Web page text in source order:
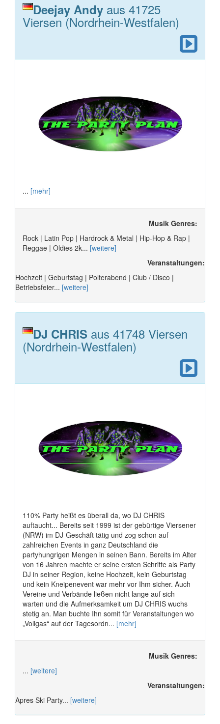
Deejay Andy aus 41725
Viersen (Nordrhein-Westfalen)
... [mehr]
Musik Genres:
Rock | Latin Pop | Hardrock & Metal | Hip-Hop & Rap |
Reggae | Oldies 2k... [weitere]
Veranstaltungen:
Hochzeit | Geburtstag | Polterabend | Club / Disco |
Betriebsfeier... [weitere]
DJ CHRIS aus 41748 Viersen
(Nordrhein-Westfalen)
110% Party heißt es überall da, wo DJ CHRIS
auftaucht... Bereits seit 1999 ist der gebürtige Viersener
(NRW) im DJ-Geschäft tätig und zog schon auf
zahlreichen Events in ganz Deutschland die
partyhungrigen Mengen in seinen Bann. Bereits im Alter
von 16 Jahren machte er seine ersten Schritte als Party
DJ in seiner Region, keine Hochzeit, kein Geburtstag
und kein Kneipenevent war mehr vor Ihm sicher. Auch
Vereine und Verbände ließen nicht lange auf sich
warten und die Aufmerksamkeit um DJ CHRIS wuchs
stetig an. Man buchte Ihn somit für Veranstaltungen wo
„Vollgas“ auf der Tagesordn... [mehr]
Musik Genres:
... [weitere]
Veranstaltungen:
Apres Ski Party... [weitere]